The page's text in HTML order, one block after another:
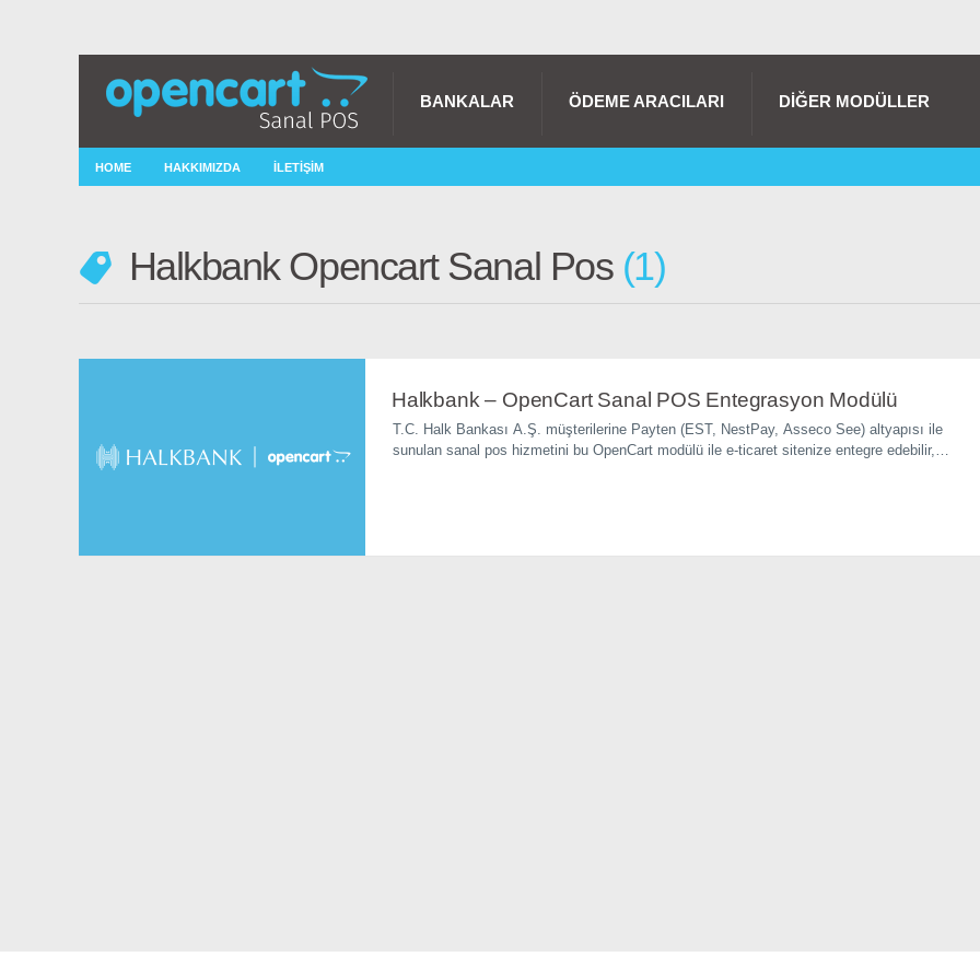
BANKALAR ÖDEME ARACILARI DIĞER MODÜLLER
HOME HAKKIMIZDA İLETIŞIM
Halkbank Opencart Sanal Pos 1
Halkbank – OpenCart Sanal POS Entegrasyon Modülü
T.C. Halk Bankası A.Ş. müşterilerine Payten (EST, NestPay, Asseco See) altyapısı ile
sunulan sanal pos hizmetini bu OpenCart modülü ile e-ticaret sitenize entegre edebilir,